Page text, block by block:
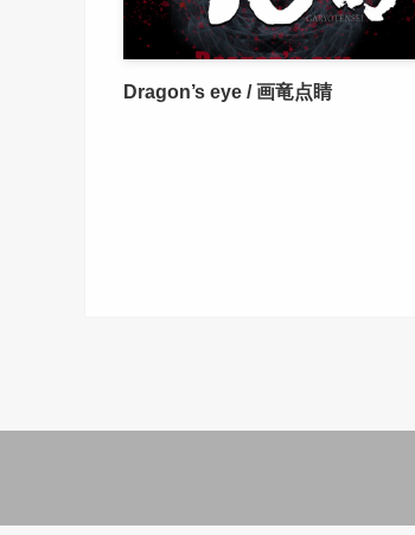
Dragon’s eye / 画竜点睛